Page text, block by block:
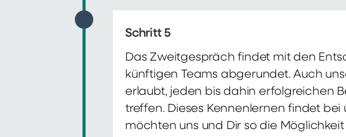
Schritt 5
Das Zweitgespräch findet mit den
künftigen Teams abgerundet. Auch
erlaubt, jeden bis dahin erfolgreichen
treffen. Dieses Kennenlernen findet
möchten uns und Dir so die